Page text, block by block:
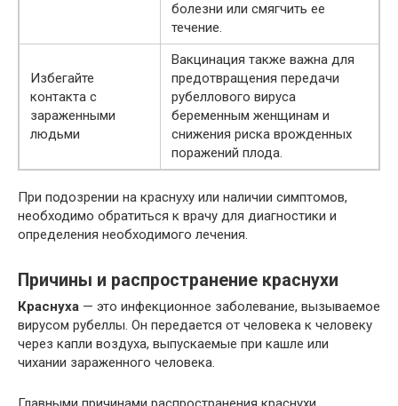
болезни или смягчить ее
течение.
Избегайте
контакта с
зараженными
людьми
Вакцинация также важна для
предотвращения передачи
рубеллового вируса
беременным женщинам и
снижения риска врожденных
поражений плода.
При подозрении на краснуху или наличии симптомов,
необходимо обратиться к врачу для диагностики и
определения необходимого лечения.
Причины и распространение краснухи
Краснуха — это инфекционное заболевание, вызываемое
вирусом рубеллы. Он передается от человека к человеку
через капли воздуха, выпускаемые при кашле или
чихании зараженного человека.